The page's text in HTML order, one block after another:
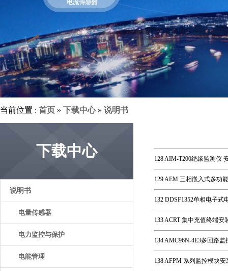
当前位置 : 首页 » 下载中心» 说明书
下载中心
说明书
电量传感器
电力监控与保护
电能管理
128 AIM-T200绝缘监测仪
129 AEM 三相嵌入式多功
132 DDSF1352单相电子式
133 ACRT 集中充值终端安
134 AMC96N-4E3多回路
138 AFPM 系列监控模块